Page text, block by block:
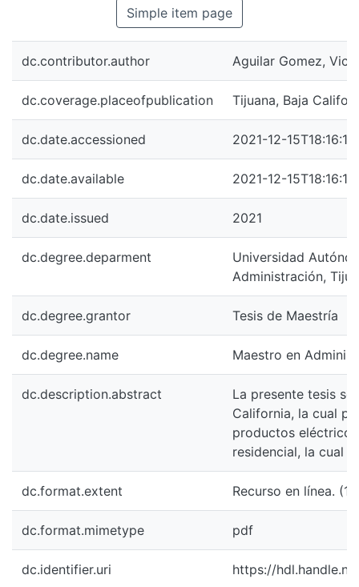
Simple item page
dc.contributor.author Aguilar Gomez,
dc.coverage.placeofpublication Tijuana, Baja
dc.date.accessioned 2021-12-
dc.date.available 2021-12-
dc.date.issued 2021
dc.degree.deparment
Universidad
Administración,
dc.degree.grantor Tesis de Maestría
dc.degree.name Maestro en
dc.description.abstract
La presente tesis
California, la cual
productos
residencial, la cual
dc.format.extent Recurso en línea.
dc.format.mimetype pdf
dc.identifier.uri https://